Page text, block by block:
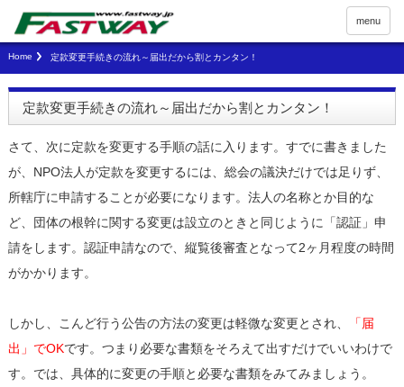
menu
Home 定款変更手続きの流れ～届出だから割とカンタン！
定款変更手続きの流れ～届出だから割とカンタン！
さて、次に定款を変更する手順の話に入ります。すでに書きました
が、NPO法人が定款を変更するには、総会の議決だけでは足りず、
所轄庁に申請することが必要になります。法人の名称とか目的な
ど、団体の根幹に関する変更は設立のときと同じように「認証」申
請をします。認証申請なので、縦覧後審査となって2ヶ月程度の時間
がかかります。
しかし、こんど行う公告の方法の変更は軽微な変更とされ、
「届
出」でOKです。つまり必要な書類をそろえて出すだけでいいわけで
す。では、具体的に変更の手順と必要な書類をみてみましょう。